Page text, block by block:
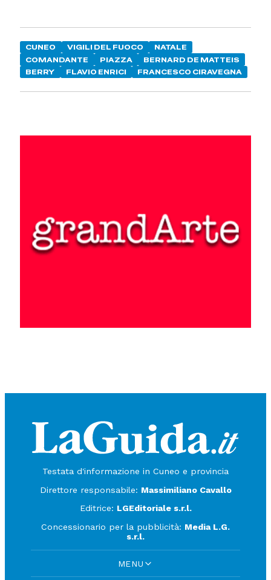
CUNEO VIGILI DEL FUOCO
NATALE
COMANDANTE
PIAZZA
BERNARD DE MATTEIS
BERRY
FLAVIO ENRICI FRANCESCO CIRAVEGNA
Testata d'informazione in Cuneo e provincia
Direttore responsabile: Massimiliano Cavallo
Editrice: LGEditoriale s.r.l.
Concessionario per la pubblicità: Media L.G.
s.r.l.
MENU